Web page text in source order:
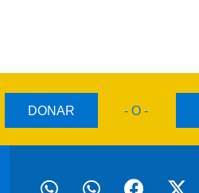
DONAR - O -